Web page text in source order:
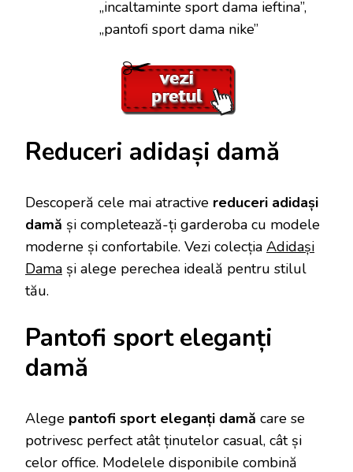
„incaltaminte sport dama ieftina”,
„pantofi sport dama nike”
Reduceri adidași damă
Descoperă cele mai atractive reduceri adidași
damă și completează-ți garderoba cu modele
moderne și confortabile. Vezi colecția Adidași
Dama și alege perechea ideală pentru stilul
tău.
Pantofi sport eleganți
damă
Alege pantofi sport eleganți damă care se
potrivesc perfect atât ținutelor casual, cât și
celor office. Modelele disponibile combină